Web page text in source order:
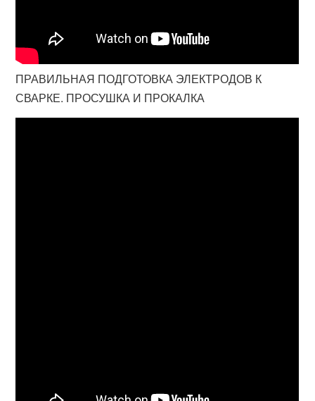
ПРАВИЛЬНАЯ ПОДГОТОВКА ЭЛЕКТРОДОВ К
СВАРКЕ. ПРОСУШКА И ПРОКАЛКА